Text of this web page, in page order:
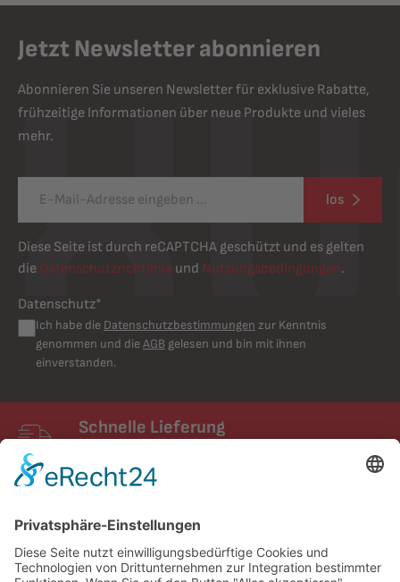
Jetzt Newsletter abonnieren
Abonnieren Sie unseren Newsletter für exklusive Rabatte,
frühzeitige Informationen über neue Produkte und vieles
mehr.
los
Diese Seite ist durch reCAPTCHA geschützt und es gelten
die Datenschutzrichtlinie und Nutzungsbedingungen.
Datenschutz*
Ich habe die Datenschutzbestimmungen zur Kenntnis
genommen und dieAGB gelesen und bin mit ihnen
einverstanden.
Schnelle Lieferung
Creative Technology GmbH